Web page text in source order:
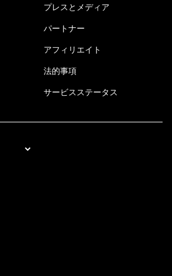
プレスとメディア
パートナー
アフィリエイト
法的事項
サービスステータス